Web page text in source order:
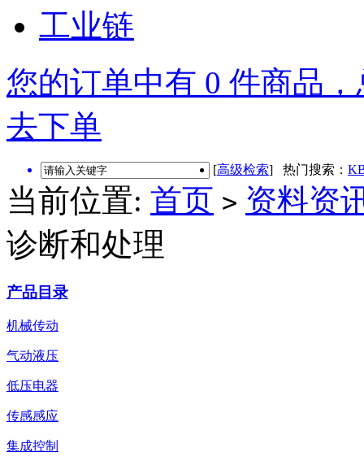
工业链
您的订单中有 0 件商品
去下单
[高级检索] 热门搜索：
当前位置: 首页 > 资料资
诊断和处理
产品目录
机械传动
气动液压
低压电器
传感感应
集成控制